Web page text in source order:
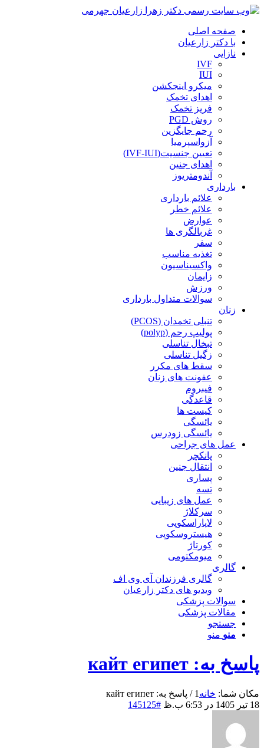
صفحه اصلی
با دکتر زارعیان
نازایی
IVF
IUI
میکرو اینجکشن
اهدای تخمک
فریز تخمک
روش PGD
رحم جایگزین
آزواسپرمیا
تعیین جنسیت(IVF-IUI)
اهدای جنین
آندومتریوز
بارداری
علائم بارداری
علائم خطر
عوارض
غربالگری ها
سفر
تغذیه مناسب
واکسیناسیون
زایمان
ورزش
سوالات متداول بارداری
زنان
تنبلی تخمدان (PCOS)
پولیپ رحم (polyp)
تبخال تناسلی
زگیل تناسلی
سقط های مکرر
عفونت های زنان
فیبروم
قاعدگی
کیست ها
یائسگی
یائسگی زودرس
عمل های جراحی
پانکچر
انتقال جنین
پساری
تسه
عمل های زیبایی
سرکلاژ
لاپاراسکوپی
هیستروسکوپی
کورتاژ
میومکتومی
گالری
گالری فرزندان آی وی اف
ویدیو های دکتر زارعیان
سوالات پزشکی
مقالات پزشکی
جستجو
منو منو
پاسخ به: кайт египет
مکان شما: خانه 1
/ پاسخ به: кайт египет
18 تیر 1405 در 6:53 ب.ظ
#145125